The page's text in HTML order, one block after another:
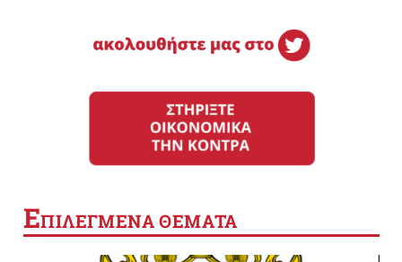
ΕΠΙΛΕΓΜΕΝΑ ΘΕΜΑΤΑ